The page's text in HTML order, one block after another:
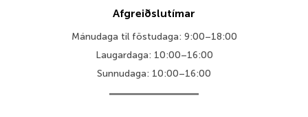
Afgreiðslutímar
Mánudaga til föstudaga: 9:00–18:00
Laugardaga: 10:00–16:00
Sunnudaga: 10:00–16:00